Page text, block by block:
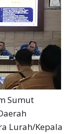
Sumut
Lurah/Kepala